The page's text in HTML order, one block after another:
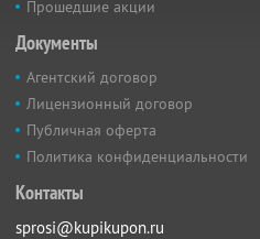
Прошедшие акции
Документы
Агентский договор
Лицензионный договор
Публичная оферта
Политика конфиденциальности
Контакты
sprosi@kupikupon.ru